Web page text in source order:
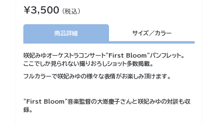
¥3,500 （税込）
商品詳細 サイズ／カラー
咲妃みゆオーケストラコンサート"First Bloom"パンフレット。
ここでしか見られない撮りおろしショット多数掲載。
フルカラーで咲妃みゆの様々な表情がお楽しみ頂けます。
"First Bloom"音楽監督の大嵜慶子さんと咲妃みゆの対談も収
録。